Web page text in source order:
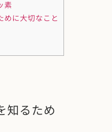
素
に大切なこと
知るため